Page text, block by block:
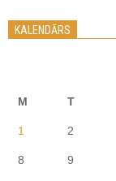
KALENDĀRS
M T
1 2
8 9